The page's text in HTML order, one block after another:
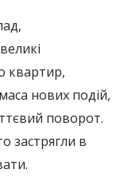
квартир,
нових подій,
поворот.
застрягли в